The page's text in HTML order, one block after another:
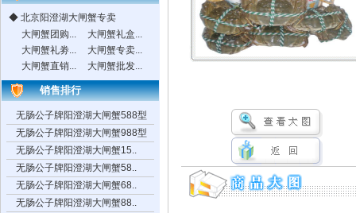
◆ 北京阳澄湖大闸蟹专卖
大闸蟹团购...
大闸蟹礼盒...
大闸蟹礼劵...
大闸蟹专卖...
大闸蟹直销...
大闸蟹批发...
销售排行
无肠公子牌阳澄湖大闸蟹588型
无肠公子牌阳澄湖大闸蟹988型
无肠公子牌阳澄湖大闸蟹15..
无肠公子牌阳澄湖大闸蟹58..
无肠公子牌阳澄湖大闸蟹68..
无肠公子牌阳澄湖大闸蟹88..